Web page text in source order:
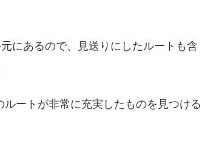
にあるので、見送りにしたルートも含
ートが非常に充実したものを見つける